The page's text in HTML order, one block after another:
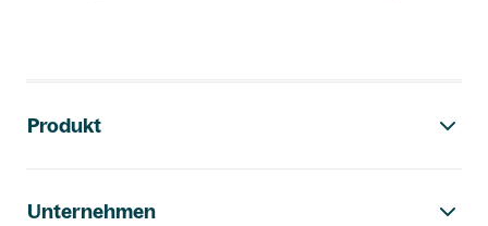
Produkt
Unternehmen